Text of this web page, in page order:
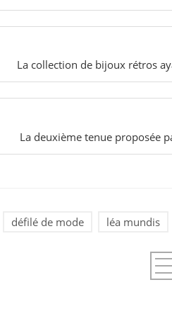
La collection de bijoux rétros
La deuxième tenue proposée
défilé de mode léa mundis